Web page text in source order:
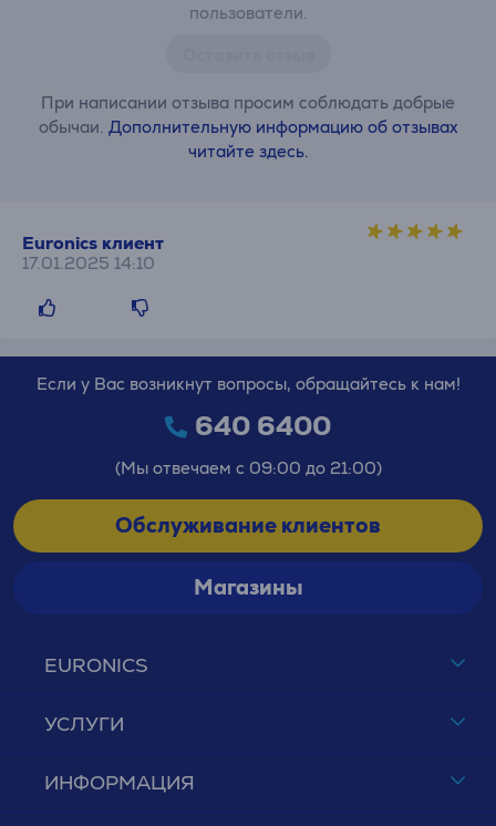
пользователи.
При написании отзыва просим соблюдать добрые
обычаи. Дополнительную информацию об отзывах
читайте здесь.
Euronics клиент
17.01.2025 14:10
EURONICS
УСЛУГИ
ИНФОРМАЦИЯ
Если у Вас возникнут вопросы, обращайтесь к нам!
640 6400
(Мы отвечаем с 09:00 до 21:00)
Обслуживание клиентов
Магазины